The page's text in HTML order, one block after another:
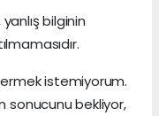
bilginin
istemiyorum.
sonucunu bekliyor,